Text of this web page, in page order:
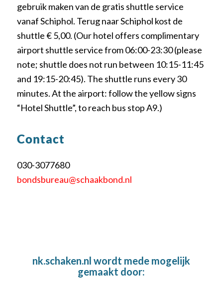
gebruik maken van de gratis shuttle service
vanaf Schiphol. Terug naar Schiphol kost de
shuttle € 5,00. (Our hotel offers complimentary
airport shuttle service from 06:00-23:30 (please
note; shuttle does not run between 10:15-11:45
and 19:15-20:45). The shuttle runs every 30
minutes. At the airport: follow the yellow signs
“Hotel Shuttle”, to reach bus stop A9.)
Contact
030-3077680
bondsbureau@schaakbond.nl
nk.schaken.nl wordt mede mogelijk
gemaakt door: